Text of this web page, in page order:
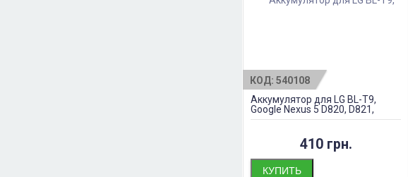
КОД: 540108
Аккумулятор для LG BL-T9,
Google Nexus 5 D820, D821,
Оригинал
410 грн.
КУПИТЬ